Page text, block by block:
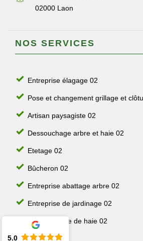
02000 Laon
NOS SERVICES
Entreprise élagage 02
Pose et changement grillage et
Artisan paysagiste 02
Dessouchage arbre et haie 02
Etetage 02
Bûcheron 02
Entreprise abattage arbre 02
Entreprise de jardinage 02
Jardinier taille de haie 02
5.0